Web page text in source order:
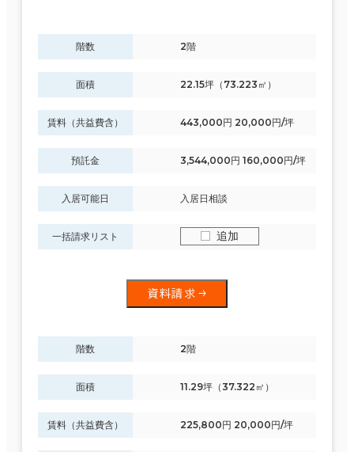
階数 2階
面積 22.15坪（73.223㎡）
賃料（共益費含） 443,000円 20,000円/坪
預託金 3,544,000円 160,000円/坪
入居可能日 入居日相談
一括請求リスト 追加
資料請求
階数 2階
面積 11.29坪（37.322㎡）
賃料（共益費含） 225,800円 20,000円/坪